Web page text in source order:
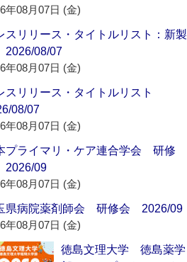
年08月07日 (金)
スリリース・タイトルリスト：新製
08/07
年08月07日 (金)
スリリース・タイトルリスト
08/07
年08月07日 (金)
プライマリ・ケア連合学会 研修
09
年08月07日 (金)
県病院薬剤師会 研修会 2026/09
年08月07日 (金)
徳島文理大学 徳島薬学